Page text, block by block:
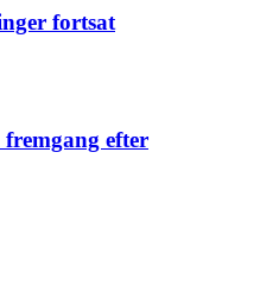
fortsat
efter